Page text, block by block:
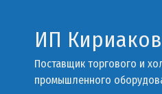
ИП
Поставщик торгового и
промышленного